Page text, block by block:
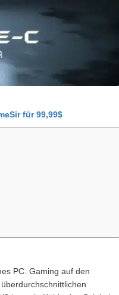
für 99,99$
PC. Gaming auf den